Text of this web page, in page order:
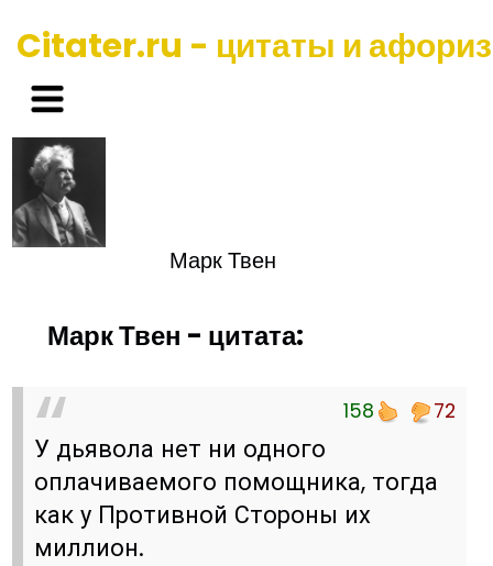
Citater.ru - цитаты и
Марк Твен
Марк Твен - цитата:
158 72
У дьявола нет ни одного
оплачиваемого помощника, тогда
как у Противной Стороны их
миллион.